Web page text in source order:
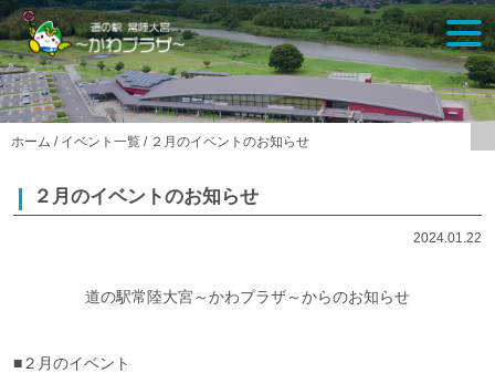
Skip
to
content
ホーム / イベント一覧 / ２月のイベントのお知らせ
２月のイベントのお知らせ
2024.01.22
道の駅常陸大宮～かわプラザ～からのお知らせ
■２月のイベント